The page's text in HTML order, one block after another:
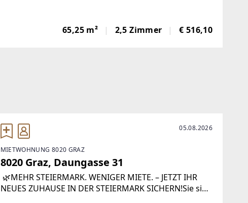
65,25 m² 2,5 Zimmer € 516,10
05.08.2026
MIETWOHNUNG 8020 GRAZ
8020 Graz, Daungasse 31
🌿MEHR STEIERMARK. WENIGER MIETE. – JETZT IHR
NEUES ZUHAUSE IN DER STEIERMARK SICHERN!Sie sind